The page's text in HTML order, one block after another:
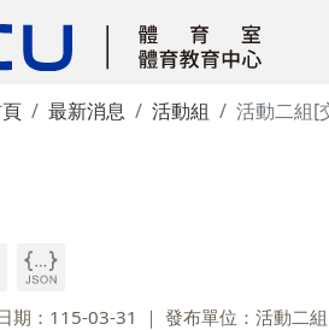
最新消息 活動組 活動二組[
期：115-03-31 發布單位：活動二組